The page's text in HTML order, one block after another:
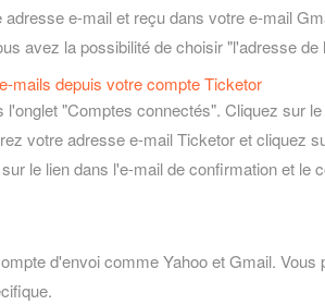
e-mail et reçu dans votre e-mail
avez la possibilité de choisir "l'adresse de
mails depuis votre compte Ticketor
"Comptes connectés". Cliquez sur
votre adresse e-mail Ticketor et cliquez
le lien dans l'e-mail de confirmation et
d'envoi comme Yahoo et Gmail.